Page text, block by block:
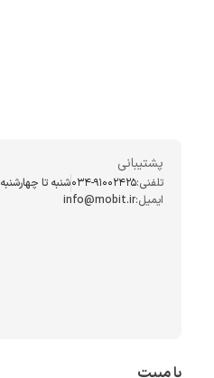
پشتیبانی
تلفنی:034-91002425شنبه تا چهارشنبه ۸ الی ۲۱ - پنجشنبه 8 الی ۲۰:۳۰
ایمیل:info@mobit.ir
با مبیت